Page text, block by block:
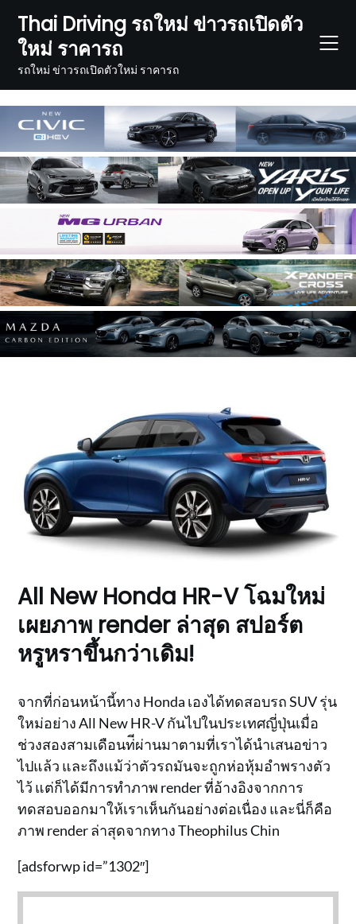
content
Thai Driving รถใหม่ ข่าวรถเปิดตัว
ใหม่ ราคารถ
รถใหม่ ข่าวรถเปิดตัวใหม่ ราคารถ
All New Honda HR-V โฉมใหม่
เผยภาพ render ล่าสุด สปอร์ต
หรูหราขึ้นกว่าเดิม!
จากที่ก่อนหน้านี้ทาง Honda เองได้ทดสอบรถ SUV รุ่น
ใหม่อย่าง All New HR-V กันไปในประเทศญี่ปุ่นเมื่อ
ช่วงสองสามเดือนท่ีผ่านมาตามที่เราได้นำเสนอข่าว
ไปแล้ว และถึงแม้ว่าตัวรถมันจะถูกห่อหุ้มอำพรางตัว
ไว้ แต่ก็ได้มีการทำภาพ render ที่อ้างอิงจากการ
ทดสอบออกมาให้เราเห็นกันอย่างต่อเนื่อง และนี่ก็คือ
ภาพ render ล่าสุดจากทาง Theophilus Chin
[adsforwp id=”1302″]